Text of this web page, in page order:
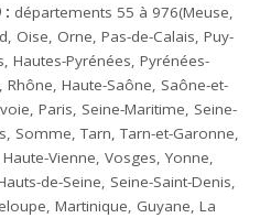
: départements 55 à 976(Meuse,
Oise, Orne, Pas-de-Calais, Puy-
Hautes-Pyrénées, Pyrénées-
Rhône, Haute-Saône, Saône-et-
Paris, Seine-Maritime, Seine-
Somme,Tarn , Tarn-et-Garonne,
Vienne, Vosges, Yonne,
de-Seine, Seine-Saint-Denis,
Martinique, Guyane, La